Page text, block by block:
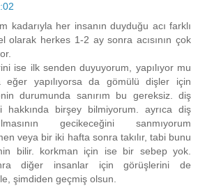
kadarıyla her insanın duyduğu acı farklı
olarak herkes 1-2 ay sonra acısının çok
ise ilk senden duyuyorum, yapılıyor mu
eğer yapılıyorsa da gömülü dişler için
durumunda sanırım bu gereksiz. diş
hakkında birşey bilmiyorum. ayrıca diş
gecikeceğini sanmıyorum
veya bir iki hafta sonra takılır, tabi bunu
bilir. korkman için ise bir sebep yok.
diğer insanlar için görüşlerini de
şimdiden geçmiş olsun.